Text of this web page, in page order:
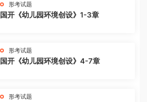
形考试题
国开《幼儿园环境创设》1-3章
形考试题
国开《幼儿园环境创设》4-7章
形考试题